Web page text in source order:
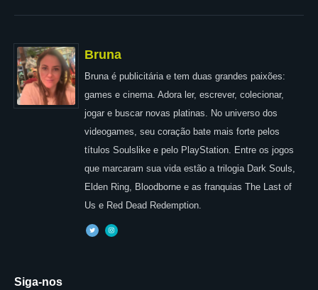
Bruna
Bruna é publicitária e tem duas grandes paixões:
games e cinema. Adora ler, escrever, colecionar,
jogar e buscar novas platinas. No universo dos
videogames, seu coração bate mais forte pelos
títulos Soulslike e pelo PlayStation. Entre os jogos
que marcaram sua vida estão a trilogia Dark Souls,
Elden Ring, Bloodborne e as franquias The Last of
Us e Red Dead Redemption.
Siga-nos